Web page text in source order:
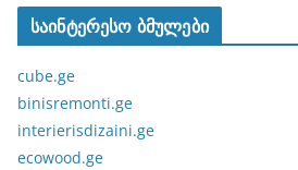
საინტერესო ბმულები
cube.ge
binisremonti.ge
interierisdizaini.ge
ecowood.ge